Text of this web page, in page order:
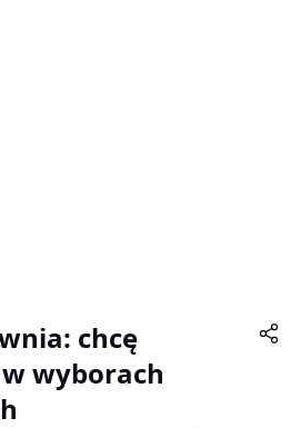
chcę
wyborach